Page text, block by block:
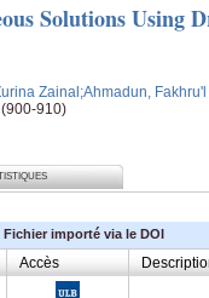
Solutions Using
Zainal;Ahmadun,
910)
Fichier importé via le DOI
Accès